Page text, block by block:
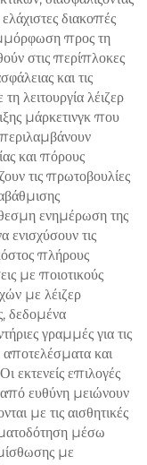
διακοπές
προς τη
στις περίπλοκες
και τις
λειτουργία λέιζερ
μάρκετινγκ που
και πόρους
τις πρωτοβουλίες
ενημέρωση της
ενισχύσουν τις
πλήρους
με ποιοτικούς
με λέιζερ
δεδομένα
γραμμές για τις
αποτελέσματα και
εκτενείς επιλογές
ευθύνη μειώνουν
με τις αισθητικές
μέσω
με